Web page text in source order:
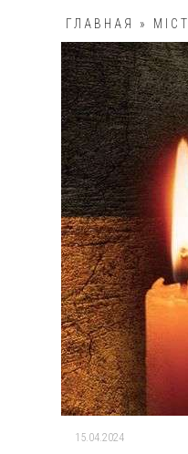
ГЛАВНАЯ »
УКРАЇНИ
15.04.2024